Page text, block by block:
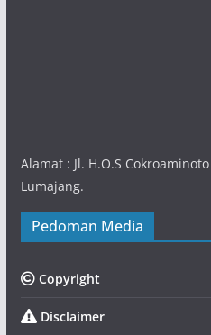
Alamat : Jl. H.O.S
Lumajang.
Pedoman Media
Copyright
Disclaimer